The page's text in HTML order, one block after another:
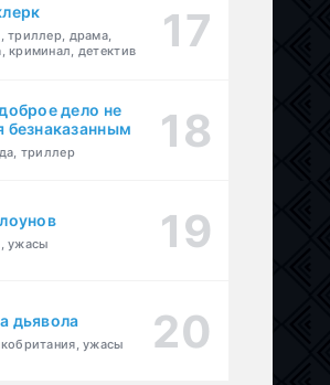
драма,
криминал, детектив
дело не
безнаказанным
триллер
ужасы
дьявола
ужасы